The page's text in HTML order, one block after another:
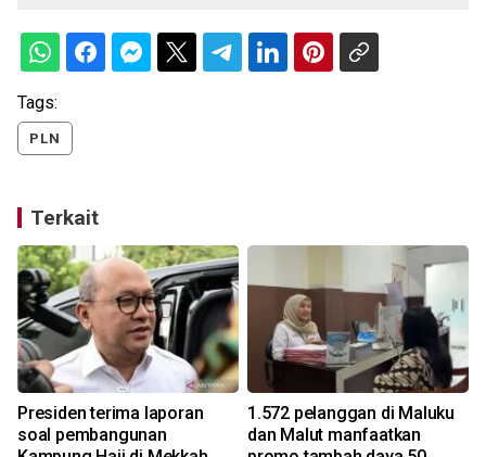
Tags:
PLN
Terkait
Presiden terima laporan
soal pembangunan
1.572 pelanggan di Maluku
dan Malut manfaatkan